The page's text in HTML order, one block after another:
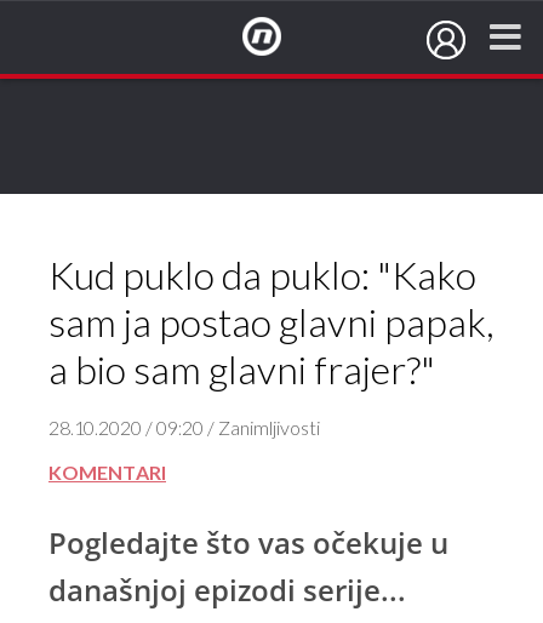
Kud puklo da puklo: "Kako
sam ja postao glavni papak,
a bio sam glavni frajer?"
28.10.2020 / 09:20 / Zanimljivosti
KOMENTARI
Pogledajte što vas očekuje u
današnjoj epizodi serije...